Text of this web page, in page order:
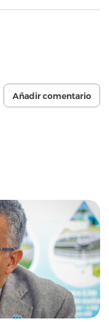
Añadir comentario